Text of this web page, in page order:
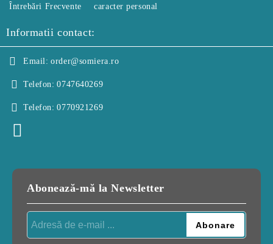
Întrebări Frecvente
caracter personal
Informatii contact:
Email: order@somiera.ro
Telefon: 0747640269
Telefon: 0770921269
Abonează-mă la Newsletter